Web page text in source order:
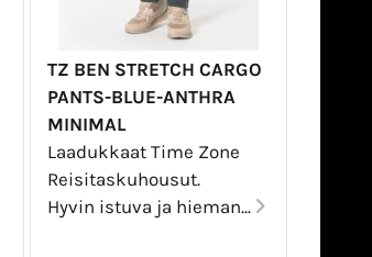
TZ BEN STRETCH CARGO
PANTS-BLUE-ANTHRA
MINIMAL
Laadukkaat Time Zone
Reisitaskuhousut.
Hyvin istuva ja hieman...